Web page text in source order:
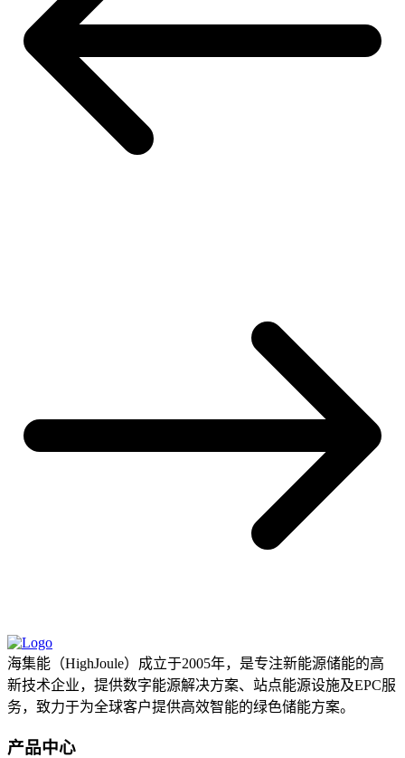
海集能（HighJoule）成立于2005年，是专注新能源储能的高
新技术企业，提供数字能源解决方案、站点能源设施及EPC服
务，致力于为全球客户提供高效智能的绿色储能方案。
产品中心